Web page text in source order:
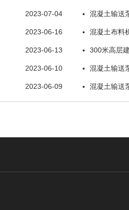
2023-07-04 混凝土输送
2023-06-16 混凝土布料
2023-06-13 300米高层
2023-06-10 混凝土输送
2023-06-09 混凝土输送